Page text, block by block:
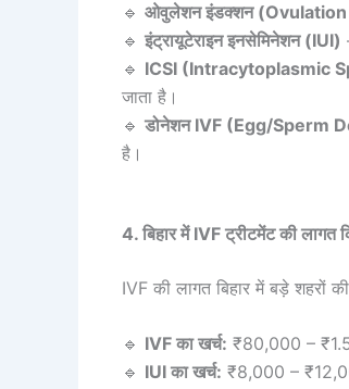
🔹 ओवुलेशन इंडक्शन
🔹 इंट्रायूटेराइन इनसेमिनेशन (IUI)
🔹 ICSI (Intracytoplasmic
जाता है।
🔹 डोनेशन IVF (Egg/Sperm
है।
4. बिहार में IVF ट्रीटमेंट की लागत
IVF की लागत बिहार में बड़े शहरों
🔹 IVF का खर्च: ₹80,000 –
🔹 IUI का खर्च: ₹8,000 –